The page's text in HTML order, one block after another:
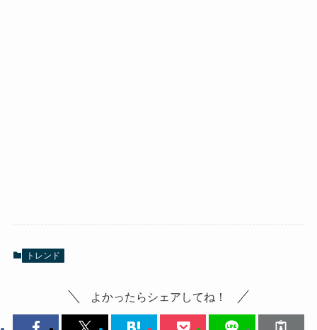
トレンド
よかったらシェアしてね！